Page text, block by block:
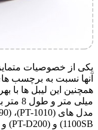
یکی از خصوصیات
مدل های (PT-1010)، (
1100SB) و (PT-D200) و